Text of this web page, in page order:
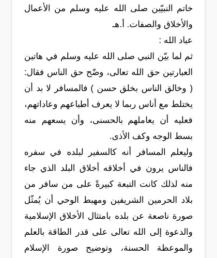
خاتم النبيّين صلى الله عليه وسلم من الأعمال
والأخلاق والصفات. أ.هـ
عباد الله :
ثم لما بيّن النبي صلى الله عليه وسلم في هاتين
العبارتين حق الله تعالى، وضّح حق الناس فقال:
( وخالق الناس بخلق حسن ) فالمسافر لا بد أن
يختلط مع أناس ربما لا يعرف أطباعهم وعاداتهم،
فعليه أن يعاملهم بالحسنى، وأن يسعهم منه
بسط الوجه وكف الأذى.
وليعلم المسافر أنه كالسفير لبلده في سفره
فالناس يرون في أخلاقه أخلاق البلد الذي جاء
منه لذلك كانت التبعة كبيرةً على من سافر من
بلاد الحرمين الشريفين ومهبط الوحي أن يُمثّل
صورة ناصعة عن بلده بامتثال الأخلاق الإسلامية
والدعوة إلى الله تعالى على قدر الطاقة بالعلم
والموعظة الحسنة، وتوضيح صورة الإسلام